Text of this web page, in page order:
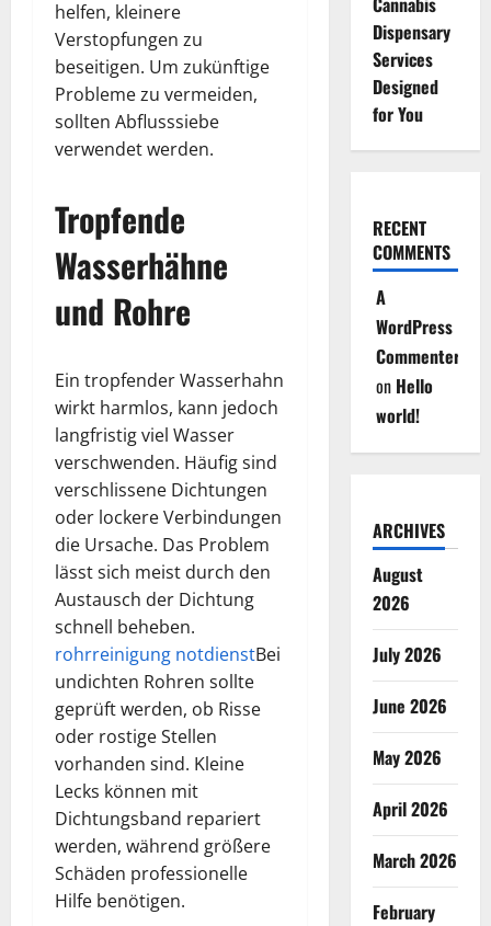
helfen, kleinere
Verstopfungen zu
beseitigen. Um zukünftige
Probleme zu vermeiden,
sollten Abflusssiebe
verwendet werden.
Tropfende
Wasserhähne
und Rohre
Ein tropfender Wasserhahn
wirkt harmlos, kann jedoch
langfristig viel Wasser
verschwenden. Häufig sind
verschlissene Dichtungen
oder lockere Verbindungen
die Ursache. Das Problem
lässt sich meist durch den
Austausch der Dichtung
schnell beheben.
rohrreinigung notdienstBei
undichten Rohren sollte
geprüft werden, ob Risse
oder rostige Stellen
vorhanden sind. Kleine
Lecks können mit
Dichtungsband repariert
werden, während größere
Schäden professionelle
Hilfe benötigen.
Dispensary
Services
Designed
for You
RECENT
COMMENTS
A
WordPress
Commenter
on Hello
world!
ARCHIVES
August
2026
July 2026
June 2026
May 2026
April 2026
March 2026
February